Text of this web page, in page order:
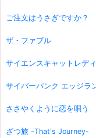
ご注文はうさぎですか？
ザ・ファブル
サイエンスキャットレデ
サイバーパンク エッジラ
ささやくように恋を唄う
ざつ旅 -That's Journey-